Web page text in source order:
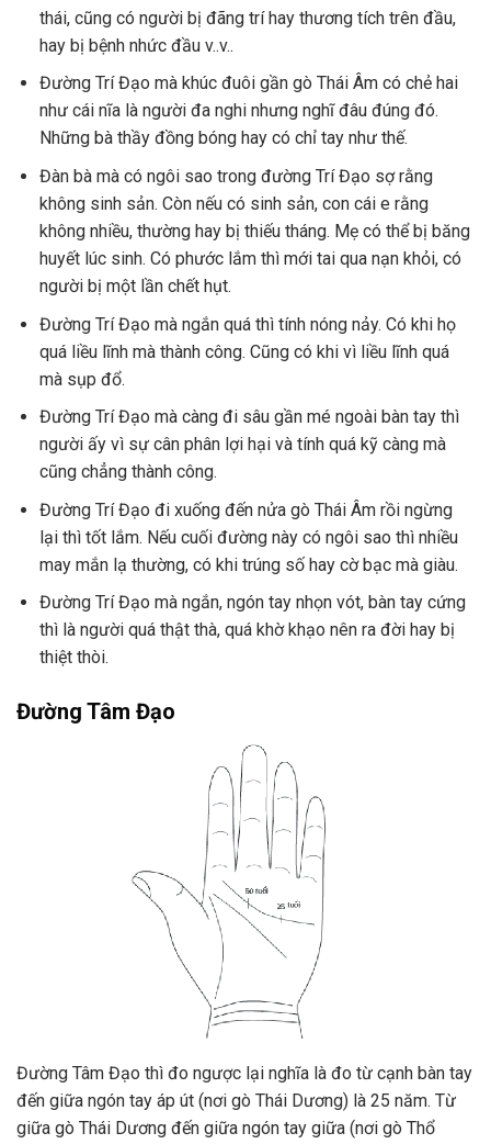
thái, cũng có người bị đãng trí hay thương tích trên đầu,
hay bị bệnh nhức đầu v..v..
Đường Trí Đạo mà khúc đuôi gần gò Thái Âm có chẻ hai
như cái nĩa là người đa nghi nhưng nghĩ đâu đúng đó.
Những bà thầy đồng bóng hay có chỉ tay như thế.
Đàn bà mà có ngôi sao trong đường Trí Đạo sợ rằng
không sinh sản. Còn nếu có sinh sản, con cái e rằng
không nhiều, thường hay bị thiếu tháng. Mẹ có thể bị băng
huyết lúc sinh. Có phước lắm thì mới tai qua nạn khỏi, có
người bị một lần chết hụt.
Đường Trí Đạo mà ngắn quá thì tính nóng nảy. Có khi họ
quá liều lĩnh mà thành công. Cũng có khi vì liều lĩnh quá
mà sụp đổ.
Đường Trí Đạo mà càng đi sâu gần mé ngoài bàn tay thì
người ấy vì sự cân phân lợi hại và tính quá kỹ càng mà
cũng chẳng thành công.
Đường Trí Đạo đi xuống đến nửa gò Thái Âm rồi ngừng
lại thì tốt lắm. Nếu cuối đường này có ngôi sao thì nhiều
may mắn lạ thường, có khi trúng số hay cờ bạc mà giàu.
Đường Trí Đạo mà ngắn, ngón tay nhọn vót, bàn tay cứng
thì là người quá thật thà, quá khờ khạo nên ra đời hay bị
thiệt thòi.
Đường Tâm Đạo
Đường Tâm Đạo thì đo ngược lại nghĩa là đo từ cạnh bàn tay
đến giữa ngón tay áp út (nơi gò Thái Dương) là 25 năm. Từ
giữa gò Thái Dương đến giữa ngón tay giữa (nơi gò Thổ